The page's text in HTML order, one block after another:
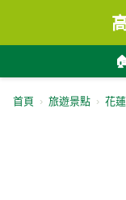
首頁 › 旅遊景點 › 花